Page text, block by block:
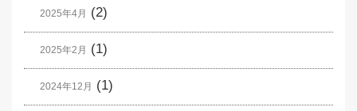
2025年4月 (2)
2025年2月 (1)
2024年12月 (1)